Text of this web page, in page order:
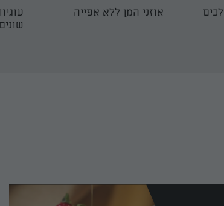
אוזני המן ללא אפייה